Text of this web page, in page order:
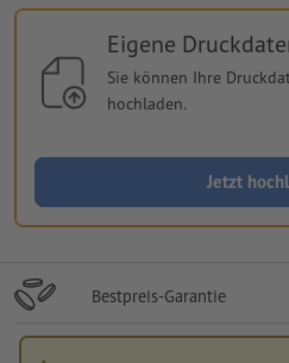
Eigene
Sie können Ihre
hochladen.
Jetzt
Bestpreis-Garantie